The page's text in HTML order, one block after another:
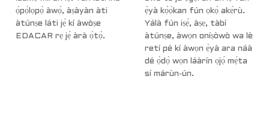
ọ̀pọ̀lọpọ̀ àwọ̀, àṣàyàn àti
àtúnṣe láti jẹ́ kí àwòṣe
EDACAR rẹ jẹ́ àrà ọ̀tọ̀.
ẹ̀yà kọ̀ọ̀kan fún ọkọ̀ akẹ́rù.
Yálà fún iṣẹ́, àṣẹ, tàbí
àtúnṣe, àwọn oníṣòwò wa lè
retí pé kí àwọn ẹ̀yà ara náà
dé ọ̀dọ̀ wọn láàrín ọjọ́ mẹ́ta
sí márùn-ún.